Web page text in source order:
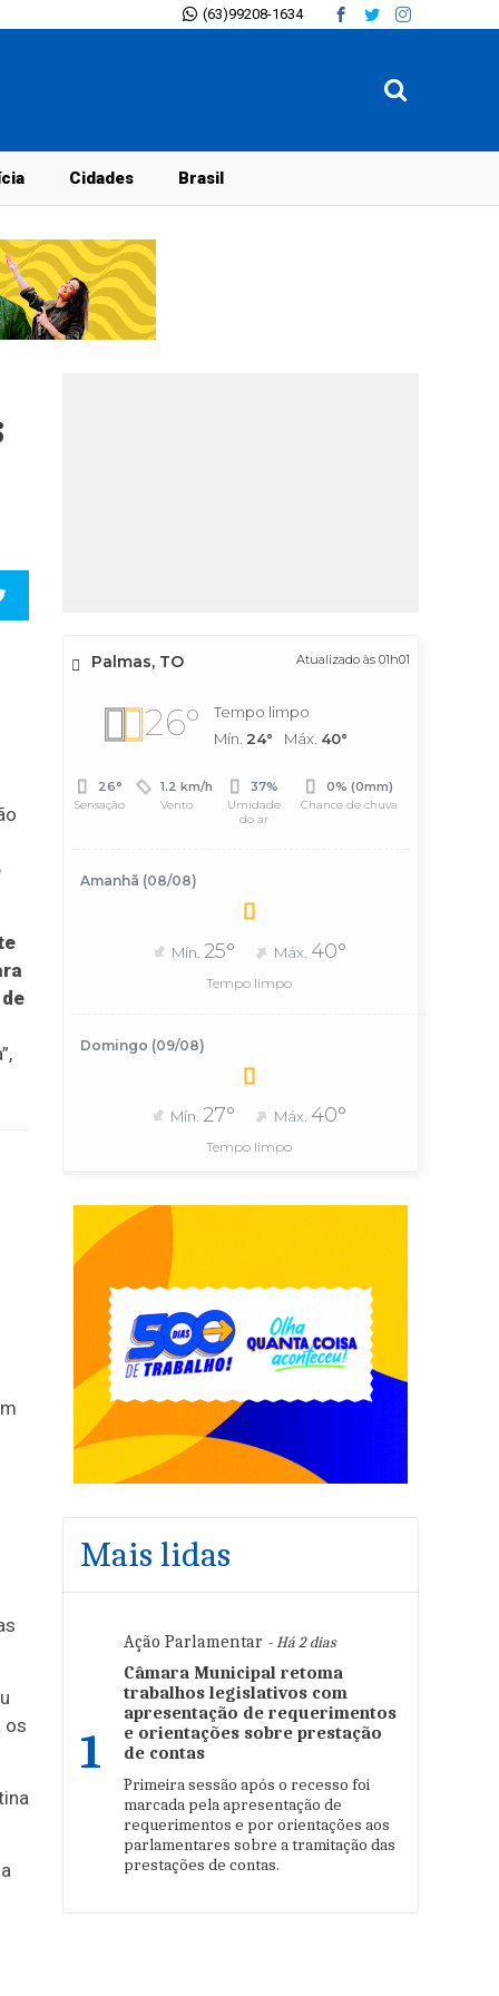
(63)99208-1634
Cidades Brasil
os
Palmas, TO Atualizado às 01h01
26°
Tempo limpo
Mín. 24° Máx. 40°
26°
Sensação
1.2 km/h
Vento
37%
Umidade
do ar
0% (0mm)
Chance de chuva
Amanhã (08/08)
Mín. 25° Máx. 40°
Tempo limpo
Domingo (09/08)
Mín. 27° Máx. 40°
Tempo limpo
Mais lidas
1
Ação Parlamentar - Há 2 dias
Câmara Municipal retoma
trabalhos legislativos com
apresentação de requerimentos
e orientações sobre prestação
de contas
Primeira sessão após o recesso foi
marcada pela apresentação de
requerimentos e por orientações aos
parlamentares sobre a tramitação das
prestações de contas.